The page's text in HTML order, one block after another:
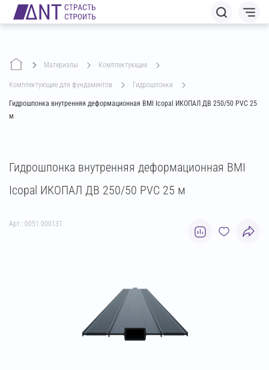
Материалы комплектующие
комплектующие для фундаментов гидрошпонки
Гидрошпонка внутренняя деформационная BMI Icopal ИКОПАЛ ДВ 250/50 PVC 25
м
Гидрошпонка внутренняя деформационная BMI
Icopal ИКОПАЛ ДВ 250/50 PVC 25 м
Арт.: 0051.000131